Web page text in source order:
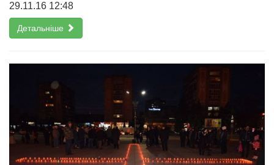
29.11.16 12:48
Детальніше